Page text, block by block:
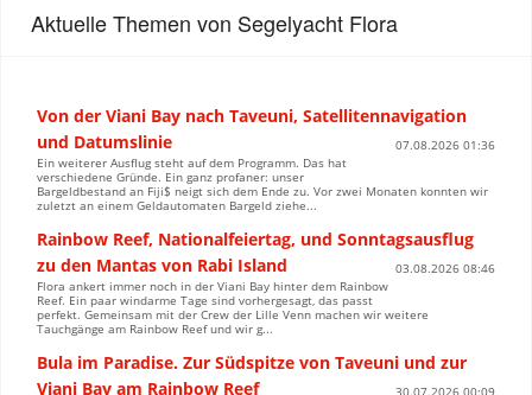
Aktuelle Themen von Segelyacht Flora
Von der Viani Bay nach Taveuni, Satellitennavigation
und Datumslinie
07.08.2026 01:36
Ein weiterer Ausflug steht auf dem Programm. Das hat
verschiedene Gründe. Ein ganz profaner: unser
Bargeldbestand an Fiji$ neigt sich dem Ende zu. Vor zwei Monaten konnten wir
zuletzt an einem Geldautomaten Bargeld ziehe...
Rainbow Reef, Nationalfeiertag, und Sonntagsausflug
zu den Mantas von Rabi Island
03.08.2026 08:46
Flora ankert immer noch in der Viani Bay hinter dem Rainbow
Reef. Ein paar windarme Tage sind vorhergesagt, das passt
perfekt. Gemeinsam mit der Crew der Lille Venn machen wir weitere
Tauchgänge am Rainbow Reef und wir g...
Bula im Paradise. Zur Südspitze von Taveuni und zur
Viani Bay am Rainbow Reef
30.07.2026 00:09